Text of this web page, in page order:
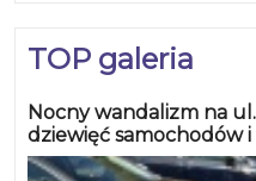
TOP galeria
Nocny wandalizm na
dziewięć samochodów